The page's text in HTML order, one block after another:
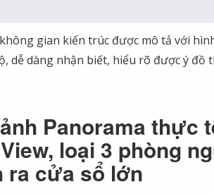
gian kiến trúc được mô tả với
dễ dàng nhận biết, hiểu rõ được ý
Panorama thực
loại 3 phòng
ra cửa sổ lớn